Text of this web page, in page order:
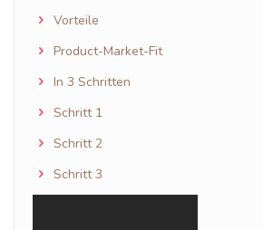
Vorteile
Product-Market-Fit
In 3 Schritten
Schritt 1
Schritt 2
Schritt 3